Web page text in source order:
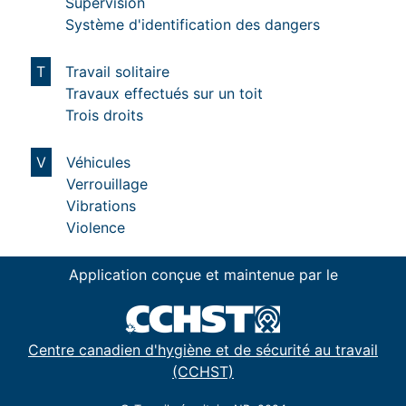
Système d'identification des dangers
T
Travail solitaire
Travaux effectués sur un toit
Trois droits
V
Véhicules
Verrouillage
Vibrations
Violence
Application conçue et maintenue par le
Centre canadien d'hygiène et de sécurité au travail
(CCHST)